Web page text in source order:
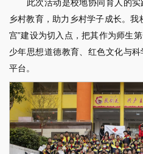
此次活动是校地协同育人的
乡村教育，助力乡村学子成长。
宫”建设为切入点，把其作为师生
少年思想道德教育、红色文化与
平台。